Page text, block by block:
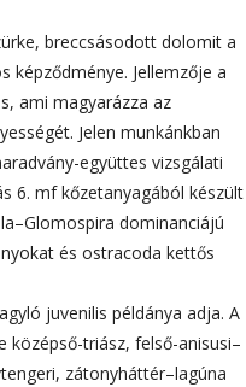
breccsásodott dolomit a
képződménye. Jellemzője a
ami magyarázza az
Jelen munkánkban
együttes vizsgálati
6. mf kőzetanyagából készült
dominanciájú
és ostracoda kettős
juvenilis példánya adja. A
középső-triász, felső-anisusi–
zátonyháttér–lagúna